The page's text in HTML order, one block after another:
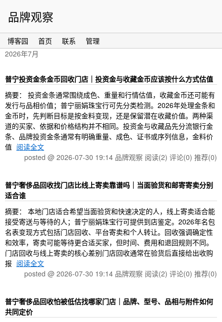
品牌观察
博客园 首页 联系
管理
2026年7月
普宁投资金条金币回收门店｜投资金与收藏金币应该按什么方式估值
摘要： 投资金条通常围绕成色、重量和行情估值，收藏金币还可能有
发行与品相价值；普宁丽娟珠宝行可先分类检测。2026年处理金条和
金币时，先判断目标是按金料变现，还是保留潜在收藏价值。两种渠
道的买家、依据和价格结构并不相同。投资金与收藏品先分流银行金
条、品牌投资金条通常有明确重量、成色、证书或序列信息，金料价
值 阅读全文
posted @ 2026-07-30 19:14 品牌观察 阅读(2) 评论(0) 推荐(0)
普宁奢侈品回收找门店比线上寄卖靠谱吗｜当面验货和邮寄寄卖分别
适合谁
摘要： 本地门店适合希望当面验货和快速决定的人，线上寄卖适合能
接受寄送与等待的人；普宁丽娟珠宝行可提供到店鉴定。2026年名包
名表变现方式包括门店回收、平台寄卖和个人转让。回收强调确定性
和效率，寄卖可能等待更合适买家，但时间、费用和退回规则不同。
门店回收与线上寄卖的核心差别门店回收通常在验货后直接给出收购
报 阅读全文
posted @ 2026-07-30 19:14 品牌观察 阅读(2) 评论(0) 推荐(0)
普宁奢侈品回收怕被低估找哪家门店｜品牌、型号、品相与附件如何
共同定价